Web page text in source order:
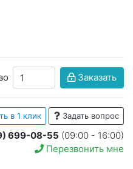
Заказать
в 1 клик Задать вопрос
699-08-55 (09:00 - 16:00)
Перезвонить мне